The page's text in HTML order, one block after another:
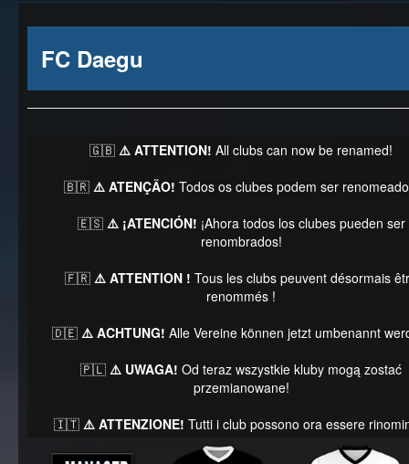
FC Daegu
🇬🇧 ⚠️ ATTENTION! All clubs can now be renamed!
🇧🇷 ⚠️ ATENÇÃO! Todos os clubes podem ser
🇪🇸 ⚠️ ¡ATENCIÓN! ¡Ahora todos los clubes pueden ser
renombrados!
🇫🇷 ⚠️ ATTENTION ! Tous les clubs peuvent désormais
renommés !
🇩🇪 ⚠️ ACHTUNG! Alle Vereine können jetzt umbenannt
🇵🇱 ⚠️ UWAGA! Od teraz wszystkie kluby mogą zostać
przemianowane!
🇮🇹 ⚠️ ATTENZIONE! Tutti i club possono ora essere